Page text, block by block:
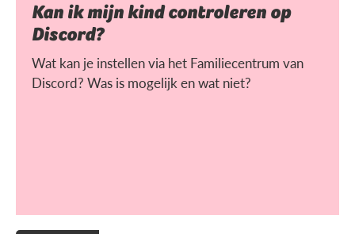
Kan ik mijn kind controleren op
Discord?
Wat kan je instellen via het Familiecentrum van
Discord? Was is mogelijk en wat niet?